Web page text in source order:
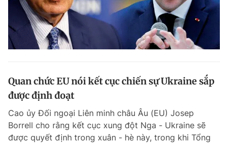
Quan chức EU nói kết cục chiến sự Ukraine sắp
được định đoạt
Cao ủy Đối ngoại Liên minh châu Âu (EU) Josep
Borrell cho rằng kết cục xung đột Nga - Ukraine sẽ
được quyết định trong xuân - hè này, trong khi Tổng